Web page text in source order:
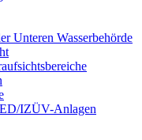
Unteren Wasserbehörde
IZÜV-Anlagen